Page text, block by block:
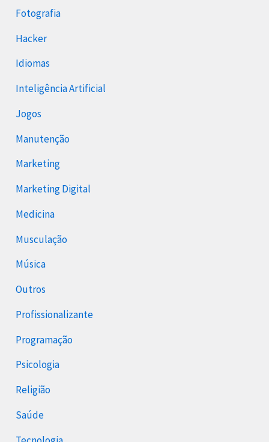
Fotografia
Hacker
Idiomas
Inteligência Artificial
Jogos
Manutenção
Marketing
Marketing Digital
Medicina
Musculação
Música
Outros
Profissionalizante
Programação
Psicologia
Religião
Saúde